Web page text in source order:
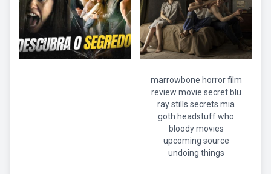
marrowbone horror film
review movie secret blu
ray stills secrets mia
goth headstuff who
bloody movies
upcoming source
undoing things